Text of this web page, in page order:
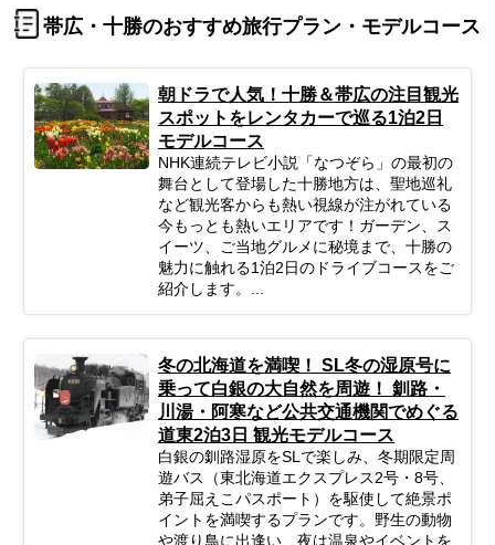
帯広・十勝のおすすめ旅行プラン・モデルコース
朝ドラで人気！十勝＆帯広の注目観光
スポットをレンタカーで巡る1泊2日
モデルコース
NHK連続テレビ小説「なつぞら」の最初の
舞台として登場した十勝地方は、聖地巡礼
など観光客からも熱い視線が注がれている
今もっとも熱いエリアです！ガーデン、ス
イーツ、ご当地グルメに秘境まで、十勝の
魅力に触れる1泊2日のドライブコースをご
紹介します。...
冬の北海道を満喫！ SL冬の湿原号に
乗って白銀の大自然を周遊！ 釧路・
川湯・阿寒など公共交通機関でめぐる
道東2泊3日 観光モデルコース
白銀の釧路湿原をSLで楽しみ、冬期限定周
遊バス（東北海道エクスプレス2号・8号、
弟子屈えこパスポート）を駆使して絶景ポ
イントを満喫するプランです。野生の動物
や渡り鳥に出逢い、夜は温泉やイベントを